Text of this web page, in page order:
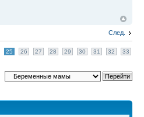
След.
25 26 27 28 29 30 31 32 33